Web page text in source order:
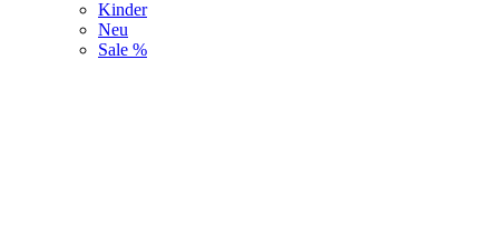
Kinder
Neu
Sale %